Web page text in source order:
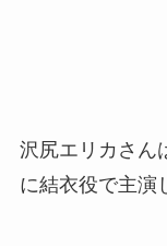
沢尻エリカさん
に結衣役で主演